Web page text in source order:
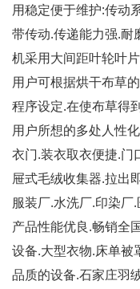
用稳定便于维护:传动
带传动.传递能力强.耐
机采用大间距叶轮叶
用户可根据烘干布草
程序设定.在使布草得
用户所想的多处人性
衣门.装衣取衣便捷.门
屉式毛绒收集器.拉出
服装厂.水洗厂.印染厂
产品性能优良.畅销全
设备.大型衣物.床单被
品质的设备.石家庄羽